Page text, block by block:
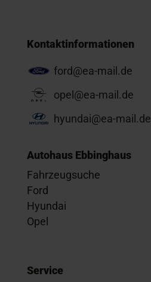
Kontaktinformationen
ford@ea-mail.de
opel@ea-mail.de
hyundai@ea-mail.de
Autohaus Ebbinghaus
Fahrzeugsuche
Ford
Hyundai
Opel
Service